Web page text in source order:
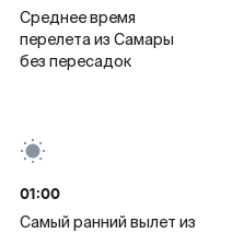
Среднее время
перелета из Самары
без пересадок
01:00
Самый ранний вылет из